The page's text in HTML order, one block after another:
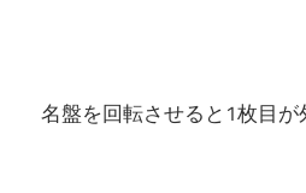
名盤を回転させると1枚目が